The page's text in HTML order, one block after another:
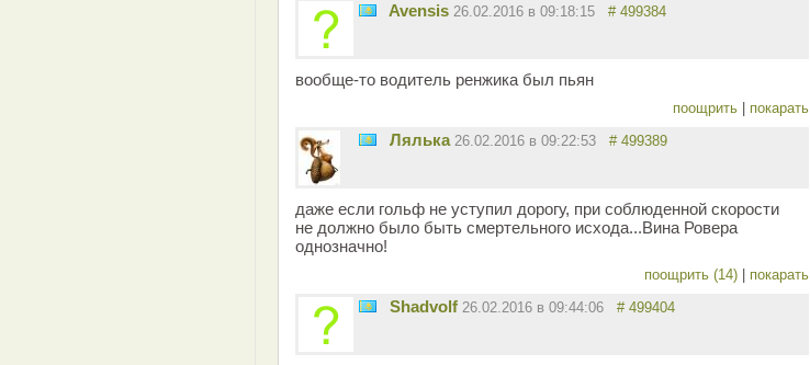
Avensis 26.02.2016 в 09:18:15 # 499384
вообще-то водитель ренжика был пьян
поощрить покарать
Лялька 26.02.2016 в 09:22:53 # 499389
даже если гольф не уступил дорогу, при соблюденной скорости
не должно было быть смертельного исхода...Вина Ровера
однозначно!
поощрить (14) покарать
Shadvolf 26.02.2016 в 09:44:06 # 499404